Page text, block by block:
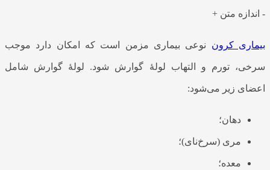
- اندازه متن +
بیماری کرون نوعی بیماری مزمن است که امکان دارد موجب
سرخی، تورم و التهاب لولۀ گوارش شود. لولۀ گوارش شامل
اعضای زیر می‌شود:
دهان؛
مری (سرخ‌نای)؛
معده؛